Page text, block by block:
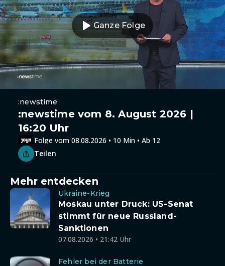
Ganze Folge
:newstime
:newstime vom 8. August 2026 |
16:20 Uhr
Folge vom 08.08.2026 • 10 Min • Ab 12
Teilen
Mehr entdecken
Ukraine-Krieg
Moskau unter Druck: US-Senat
stimmt für neue Russland-
Sanktionen
07.08.2026 • 21:42 Uhr
Fehler bei der Batterie